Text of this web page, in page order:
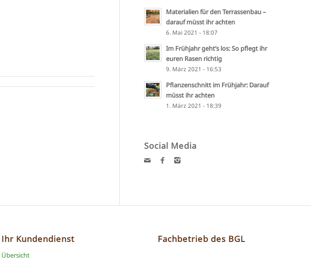
Materialien für den Terrassenbau –
darauf müsst ihr achten
6. Mai 2021 - 18:07
Im Frühjahr geht’s los: So pflegt ihr
euren Rasen richtig
9. März 2021 - 16:53
Pflanzenschnitt im Frühjahr: Darauf
müsst ihr achten
1. März 2021 - 18:39
Social Media
Ihr Kundendienst
Übersicht
Fachbetrieb des BGL